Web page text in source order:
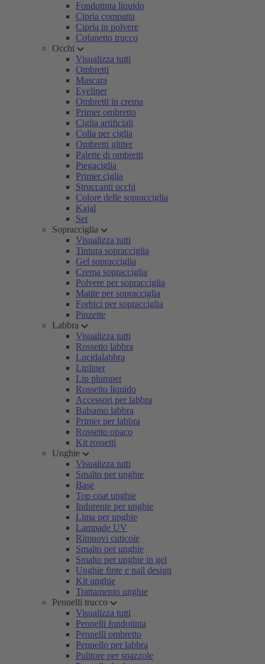
Fondotinta liquido
Cipria compatta
Cipria in polvere
Cofanetto trucco
Occhi
Visualizza tutti
Ombretti
Mascara
Eyeliner
Ombretti in crema
Primer ombretto
Ciglia artificiali
Colla per ciglia
Ombretti glitter
Palette di ombretti
Piegaciglia
Primer ciglia
Struccanti occhi
Colore delle sopracciglia
Kajal
Set
Sopracciglia
Visualizza tutti
Tintura sopracciglia
Gel sopracciglia
Crema sopracciglia
Polvere per sopracciglia
Matite per sopracciglia
Forbici per sopracciglia
Pinzette
Labbra
Visualizza tutti
Rossetto labbra
Lucidalabbra
Lipliner
Lip plumper
Rossetto liquido
Accessori per labbra
Balsamo labbra
Primer per labbra
Rossetto opaco
Kit rossetti
Unghie
Visualizza tutti
Smalto per unghie
Base
Top coat unghie
Indurente per unghie
Lima per unghie
Lampade UV
Rimuovi cuticole
Smalto per unghie
Smalto per unghie in gel
Unghie finte e nail design
Kit unghie
Trattamento unghie
Pennelli trucco
Visualizza tutti
Pennelli fondotinta
Pennelli ombretto
Pennello per labbra
Pulitore per spazzole